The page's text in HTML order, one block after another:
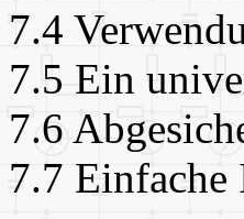
7.4
7.5 Ein
7.6
7.7 Einfache